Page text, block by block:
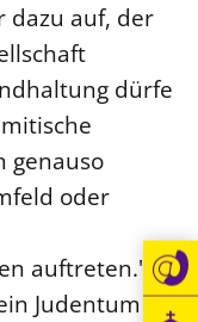
dazu auf, der
dürfe
genauso
oder
auftreten."
Judentum